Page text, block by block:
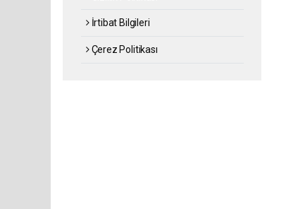
İrtibat Bilgileri
Çerez Politikası